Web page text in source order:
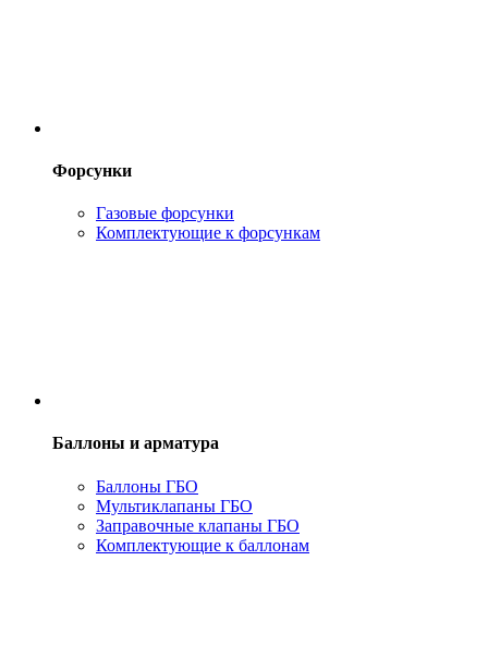
Форсунки
Газовые форсунки
Комплектующие к форсункам
Баллоны и арматура
Баллоны ГБО
Мультиклапаны ГБО
Заправочные клапаны ГБО
Комплектующие к баллонам